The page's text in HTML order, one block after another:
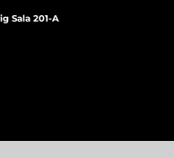
Sala 201-A